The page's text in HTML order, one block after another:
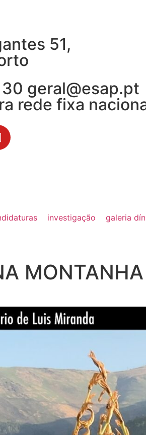
51,
geral@esap.pt
rede fixa
investigação galeria